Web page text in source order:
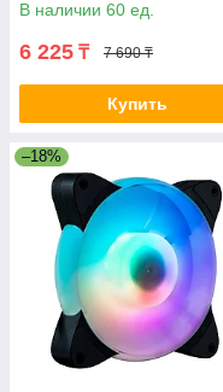
White
В наличии 60 ед.
6 225 ₸ 7 690 ₸
Купить
–18%